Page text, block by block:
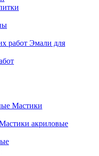
Эмали для
Мастики
акриловые